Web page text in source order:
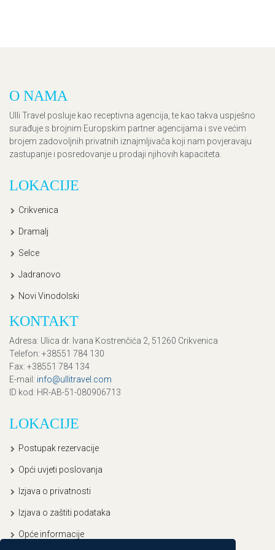
O NAMA
Ulli Travel posluje kao receptivna agencija, te kao takva uspješno
surađuje s brojnim Europskim partner agencijama i sve većim
brojem zadovoljnih privatnih iznajmljivača koji nam povjeravaju
zastupanje i posredovanje u prodaji njihovih kapaciteta.
LOKACIJE
Crikvenica
Dramalj
Selce
Jadranovo
Novi Vinodolski
KONTAKT
Adresa: Ulica dr. Ivana Kostrenčića 2, 51260 Crikvenica
Telefon: +38551 784 130
Fax: +38551 784 134
E-mail: info@ullitravel.com
ID kod: HR-AB-51-080906713
LOKACIJE
Postupak rezervacije
Opći uvjeti poslovanja
Izjava o privatnosti
Izjava o zaštiti podataka
Opće informacije